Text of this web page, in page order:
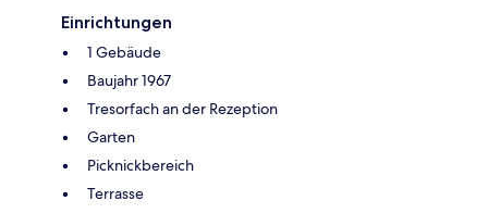
Einrichtungen
1 Gebäude
Baujahr 1967
Tresorfach an der Rezeption
Garten
Picknickbereich
Terrasse